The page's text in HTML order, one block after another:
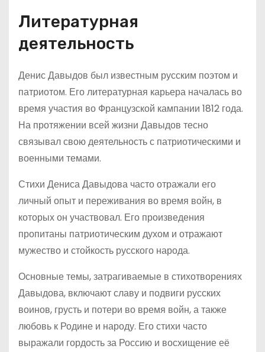
Литературная
деятельность
Денис Давыдов был известным русским поэтом и
патриотом. Его литературная карьера началась во
время участия во Французской кампании 1812 года.
На протяжении всей жизни Давыдов тесно
связывал свою деятельность с патриотическими и
военными темами.
Стихи Дениса Давыдова часто отражали его
личный опыт и переживания во время войн, в
которых он участвовал. Его произведения
пропитаны патриотическим духом и отражают
мужество и стойкость русского народа.
Основные темы, затрагиваемые в стихотворениях
Давыдова, включают славу и подвиги русских
воинов, грусть и потери во время войн, а также
любовь к Родине и народу. Его стихи часто
выражали гордость за Россию и восхищение её